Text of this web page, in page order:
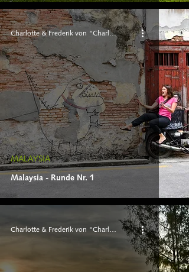
Malaysia - Runde Nr. 1
MALAYSIA
Charlotte & Frederik von "Charlie 'n Rik"
Charlotte & Frederik von "Charlie 'n Rik"